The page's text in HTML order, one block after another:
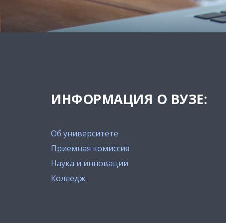
ИНФОРМАЦИЯ О ВУЗЕ:
Об университете
Приемная комиссия
Наука и инновации
Колледж